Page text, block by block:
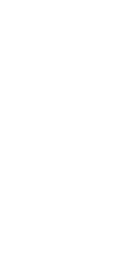
Las enfermedades raras
su diagnóstico «sigue
de conocimiento» sobre
Centro Andaluz de
una nueva variante
severa de coenzima Q
Este hallazgo,
Reports, no solo amplía
mitocondriales, sino que
regiones del ADN que
estándar, como señala